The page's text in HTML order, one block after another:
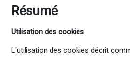
Résumé
Utilisation des cookies
L'utilisation des cookies décrit